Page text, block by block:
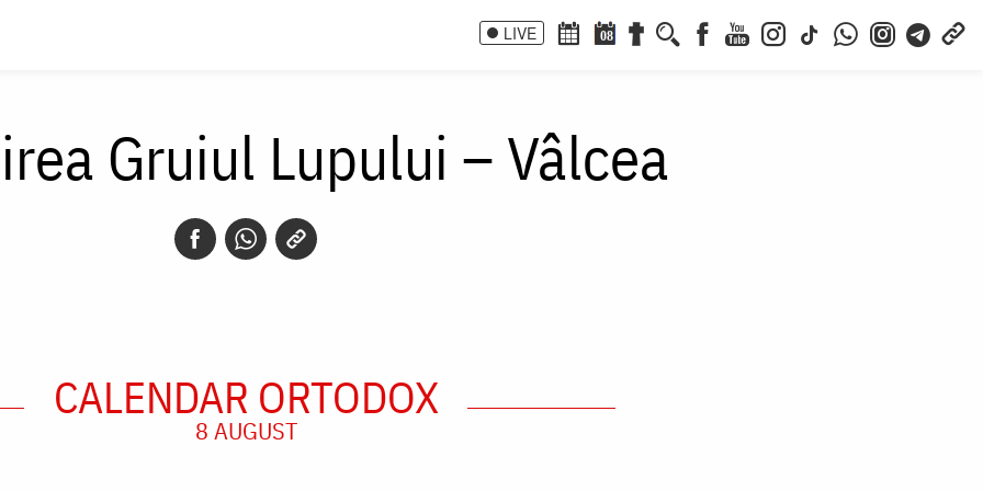
LIVE 08
Gruiul Lupului – Vâlcea
CALENDAR ORTODOX
8 AUGUST